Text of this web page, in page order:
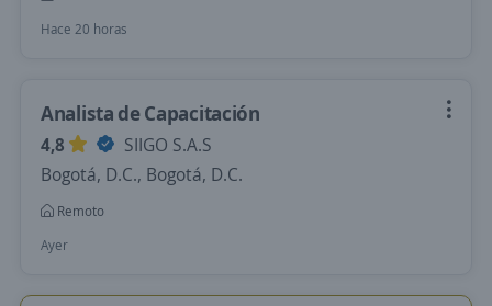
Hace 20 horas
Analista de Capacitación
4,8
SIIGO S.A.S
Bogotá, D.C., Bogotá, D.C.
Remoto
Ayer